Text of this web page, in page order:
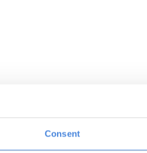
Consent